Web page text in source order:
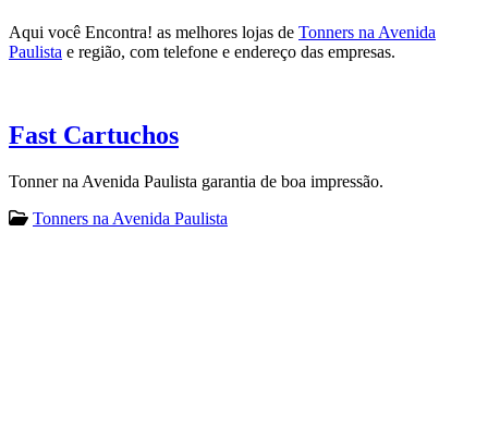
Aqui você Encontra! as melhores lojas de Tonners na Avenida
Paulista e região, com telefone e endereço das empresas.
Fast Cartuchos
Tonner na Avenida Paulista garantia de boa impressão.
Tonners na Avenida Paulista